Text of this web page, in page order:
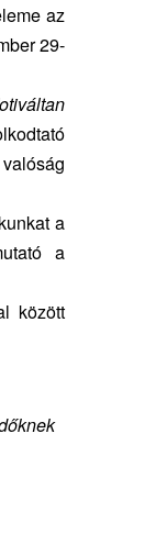
az
29-
a
a
között